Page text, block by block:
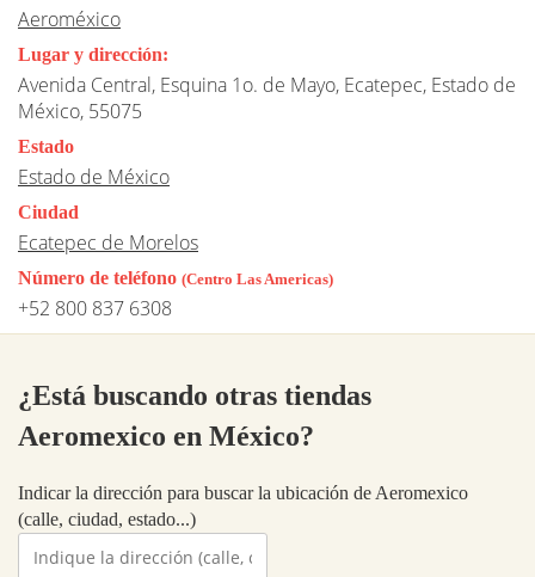
Aeroméxico
Lugar y dirección:
Avenida Central, Esquina 1o. de Mayo, Ecatepec, Estado de
México, 55075
Estado
Estado de México
Ciudad
Ecatepec de Morelos
Número de teléfono (Centro Las Americas)
+52 800 837 6308
¿Está buscando otras tiendas
Aeromexico en México?
Indicar la dirección para buscar la ubicación de Aeromexico
(calle, ciudad, estado...)